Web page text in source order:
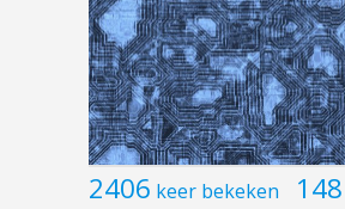
2406 keer bekeken 148